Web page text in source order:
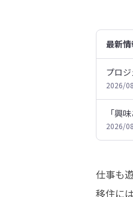
最新
プロ
2026/
「興
2026/
仕事も
移住に